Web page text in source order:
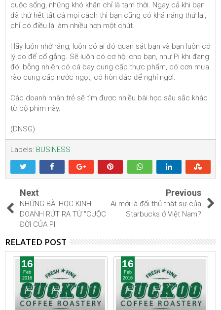
cuộc sống, những khó khăn chỉ là tạm thời. Ngay cả khi bạn
đã thử hết tất cả mọi cách thì bạn cũng có khả năng thử lại,
chỉ có điều là làm nhiều hơn một chút.
Hãy luôn nhớ rằng, luôn có ai đó quan sát bạn và bạn luôn có
lý do để cố gắng. Sẽ luôn có cơ hội cho bạn, như Pi khi đang
đói bỗng nhiên có cá bay cung cấp thực phẩm, có cơn mưa
rào cung cấp nước ngọt, có hòn đảo để nghỉ ngơi.
Các doanh nhân trẻ sẽ tìm được nhiều bài học sâu sắc khác
từ bộ phim này.
(DNSG)
Labels: BUSINESS
Next
NHỮNG BÀI HỌC KINH
DOANH RÚT RA TỪ "CUỘC
ĐỜI CỦA PI"
Previous
Ai mới là đối thủ thật sự của
Starbucks ở Việt Nam?
RELATED POST
16
Feb
2016
16
Feb
2016